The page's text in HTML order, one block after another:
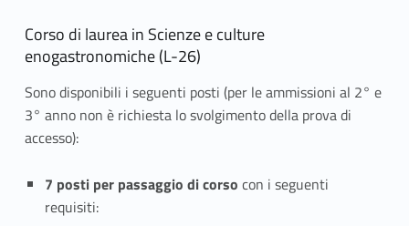
Corso di laurea in Scienze e culture
enogastronomiche (L-26)
Sono disponibili i seguenti posti (per le ammissioni al 2° e
3° anno non è richiesta lo svolgimento della prova di
accesso):
7 posti per passaggio di corso con i seguenti
requisiti: